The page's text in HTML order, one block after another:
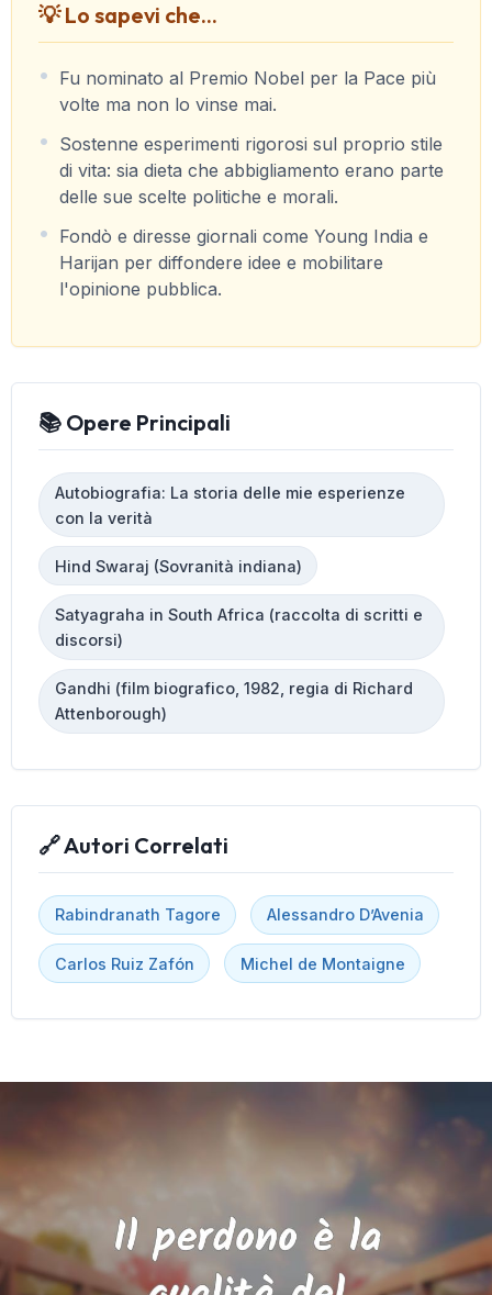
💡 Lo sapevi che...
Fu nominato al Premio Nobel per la Pace più
volte ma non lo vinse mai.
Sostenne esperimenti rigorosi sul proprio stile
di vita: sia dieta che abbigliamento erano parte
delle sue scelte politiche e morali.
Fondò e diresse giornali come Young India e
Harijan per diffondere idee e mobilitare
l'opinione pubblica.
📚 Opere Principali
Autobiografia: La storia delle mie esperienze
con la verità
Hind Swaraj (Sovranità indiana)
Satyagraha in South Africa (raccolta di scritti e
discorsi)
Gandhi (film biografico, 1982, regia di Richard
Attenborough)
🔗 Autori Correlati
Rabindranath Tagore Alessandro D’Avenia
Carlos Ruiz Zafón Michel de Montaigne